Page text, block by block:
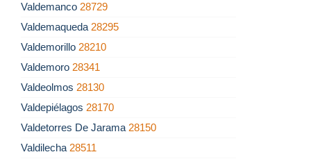
Valdemanco 28729
Valdemaqueda 28295
Valdemorillo 28210
Valdemoro 28341
Valdeolmos 28130
Valdepiélagos 28170
Valdetorres De Jarama 28150
Valdilecha 28511